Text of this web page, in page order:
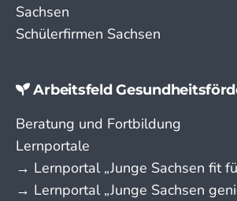
Sachsen
Schülerfirmen Sachsen
Arbeitsfeld
Beratung und Fortbildung
Lernportale
→ Lern­portal „Junge Sachsen fit
→ Lern­portal „Junge Sachsen